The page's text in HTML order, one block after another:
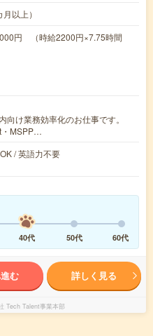
以上）
円 （時給2200円×7.75時間
向け業務効率化のお仕事です。
・MSPP…
/ 英語力不要
40代 50代 60代
む 詳しく見る
Tech Talent事業本部